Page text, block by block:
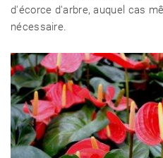
d'écorce d'arbre, auquel cas
nécessaire.